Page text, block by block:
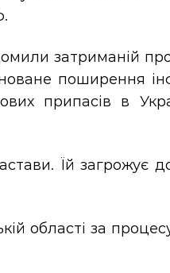
затриманій
поширення
припасів в
Їй загрожує
області за